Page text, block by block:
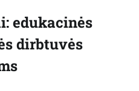
edukacinės
dirbtuvės